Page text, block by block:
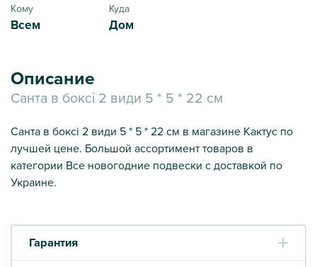
Кому
Всем
Куда
Дом
Описание
Санта в боксі 2 види 5 * 5 * 22 см
Санта в боксі 2 види 5 * 5 * 22 см в магазине Кактус по
лучшей цене. Большой ассортимент товаров в
категории Все новогодние подвески с доставкой по
Украине.
Гарантия